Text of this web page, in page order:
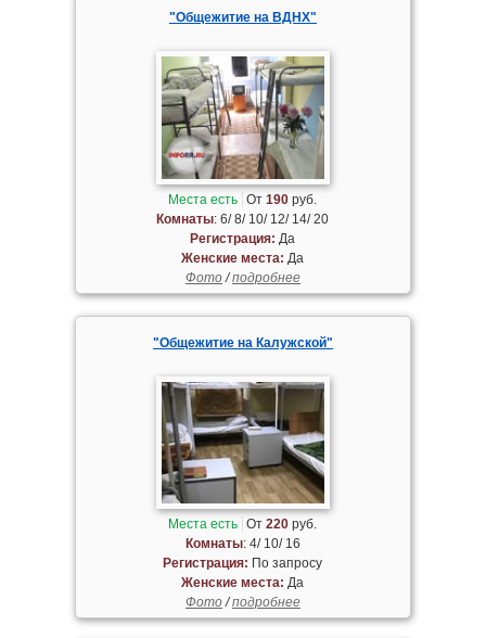
"Общежитие на ВДНХ"
Места есть От190 руб.
Комнаты: 6/ 8/ 10/ 12/ 14/ 20
Регистрация: Да
Женские места: Да
Фото/подробнее
"Общежитие на Калужской"
Места есть От220 руб.
Комнаты: 4/ 10/ 16
Регистрация: По запросу
Женские места: Да
Фото/подробнее